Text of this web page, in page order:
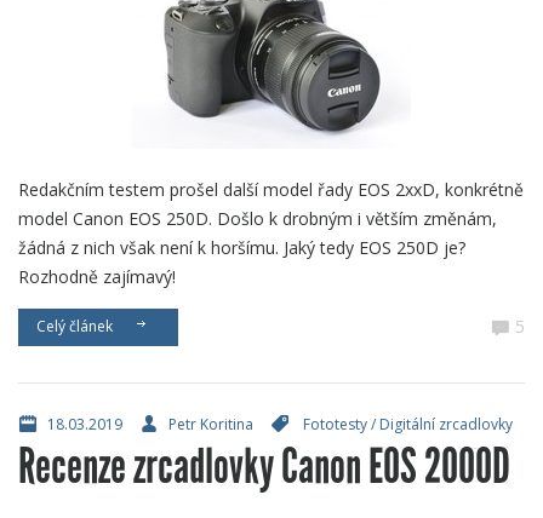
Redakčním testem prošel další model řady EOS 2xxD, konkrétně
model Canon EOS 250D. Došlo k drobným i větším změnám,
žádná z nich však není k horšímu. Jaký tedy EOS 250D je?
Rozhodně zajímavý!
Celý článek 5
18.03.2019 Petr Koritina Fototesty/ Digitální zrcadlovky
Recenze zrcadlovky Canon EOS 2000D